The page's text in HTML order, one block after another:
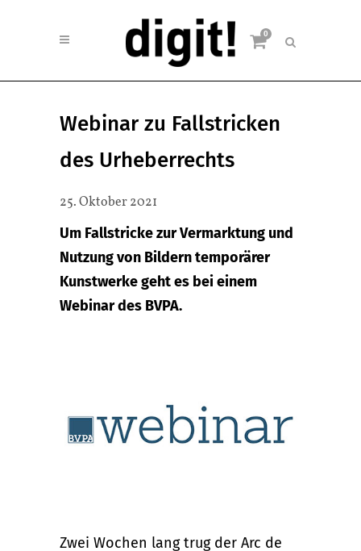
0
Webinar zu Fallstricken
des Urheberrechts
25. Oktober 2021
Um Fallstricke zur Vermarktung und
Nutzung von Bildern temporärer
Kunstwerke geht es bei einem
Webinar des BVPA.
Zwei Wochen lang trug der Arc de